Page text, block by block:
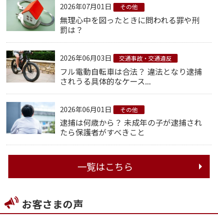
2026年07月01日 その他
無理心中を図ったときに問われる罪や刑
罰は？
2026年06月03日 交通事故・交通違反
フル電動自転車は合法？ 違法となり逮捕
されうる具体的なケース...
2026年06月01日 その他
逮捕は何歳から？ 未成年の子が逮捕され
たら保護者がすべきこと
一覧はこちら
お客さまの声